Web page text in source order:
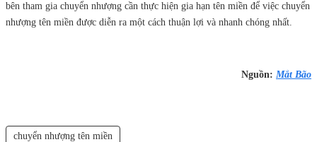
bên tham gia chuyển nhượng cần thực hiện gia hạn tên miền để việc chuyển
nhượng tên miền được diễn ra một cách thuận lợi và nhanh chóng nhất.
Nguồn: Mắt Bão
chuyển nhượng tên miền